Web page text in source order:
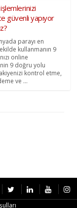
güvenli yapıyor
parayı en
kullanmanın 9
online
9 doğru yolu
kontrol etme,
ve ...